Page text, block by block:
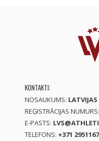
KONTAKTI:
NOSAUKUMS:
REĢISTRĀCIJAS NUMURS:
E-PASTS:
TELEFONS: +371